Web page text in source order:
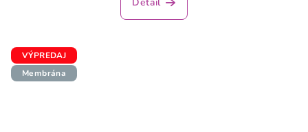
VÝPREDAJ
Membrána